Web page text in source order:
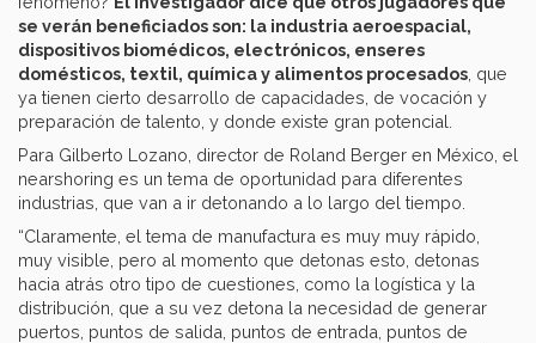
se verán beneficiados son: la industria aeroespacial,
dispositivos biomédicos, electrónicos, enseres
domésticos, textil, química y alimentos procesados , que
ya tienen cierto desarrollo de capacidades, de vocación y
preparación de talento, y donde existe gran potencial.
Para Gilberto Lozano, director de Roland Berger en México, el
nearshoring es un tema de oportunidad para diferentes
industrias, que van a ir detonando a lo largo del tiempo.
“Claramente, el tema de manufactura es muy muy rápido,
muy visible, pero al momento que detonas esto, detonas
hacia atrás otro tipo de cuestiones, como la logística y la
distribución, que a su vez detona la necesidad de generar
puertos, puntos de salida, puntos de entrada, puntos de